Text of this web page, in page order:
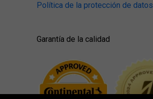
Política de la protección de datos
Garantía de la calidad